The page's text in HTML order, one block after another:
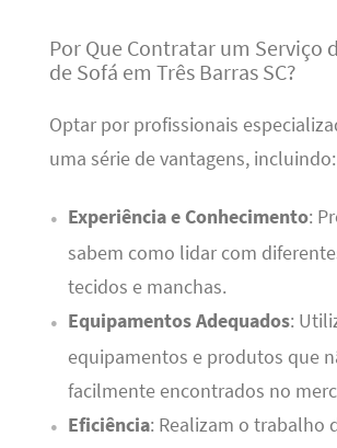
Por Que Contratar um Serviço
de Sofá em Três Barras SC?
Optar por profissionais
uma série de vantagens, incluindo:
Experiência e Conhecimento:
sabem como lidar com
tecidos e manchas.
Equipamentos Adequados:
equipamentos e produtos que
facilmente encontrados no
Eficiência: Realizam o trabalho